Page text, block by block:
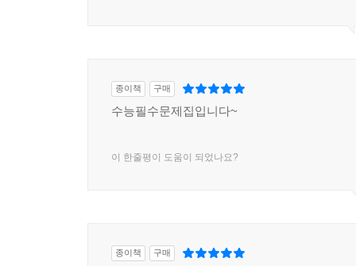
종이책 구매
수능필수문제집입니다~
이 한줄평이 도움이 되었나요?
종이책 구매